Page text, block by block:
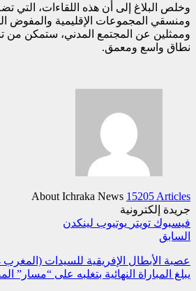
وخلص البلاغ إلى أن هذه اللقاءات، التي
ومنسقي المجموعات الإقليمية والمفوض
وممثلين عن المجتمع المدني، ستمكن من
نطاق واسع ومعمق.
About Ichraka News 15205 Articles
جريدة إلكترونية
فيسبوك تويتر يوتيوب لينكدن
السابق
يبلغ المباراة النهائية بتغلبه على “مسار”